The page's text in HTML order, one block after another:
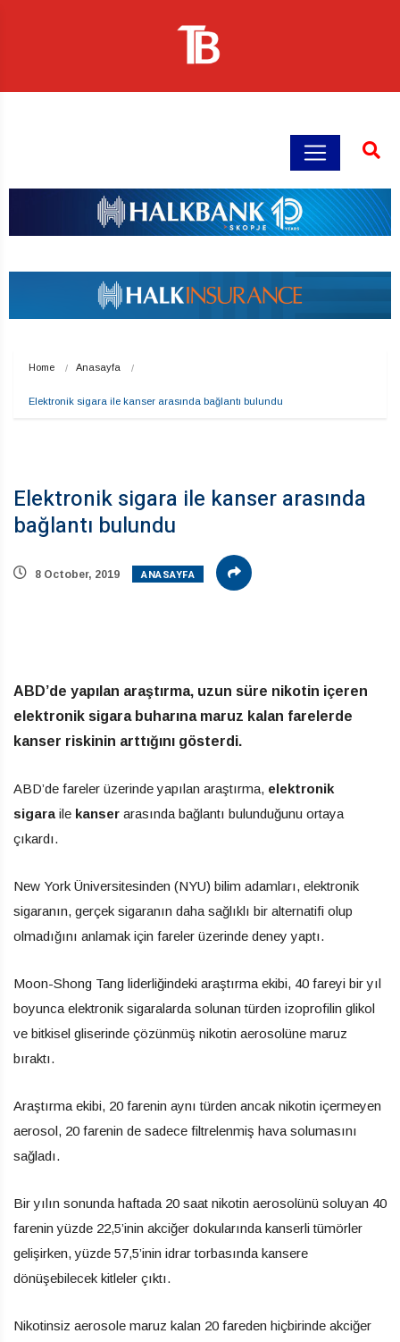
Home Anasayfa
Elektronik sigara ile kanser arasında bağlantı bulundu
Elektronik sigara ile kanser arasında
bağlantı bulundu
8 October, 2019 ANASAYFA
ABD’de yapılan araştırma, uzun süre nikotin içeren
elektronik sigara buharına maruz kalan farelerde
kanser riskinin arttığını gösterdi.
ABD’de fareler üzerinde yapılan araştırma, elektronik
sigara ile kanser arasında bağlantı bulunduğunu ortaya
çıkardı.
New York Üniversitesinden (NYU) bilim adamları, elektronik
sigaranın, gerçek sigaranın daha sağlıklı bir alternatifi olup
olmadığını anlamak için fareler üzerinde deney yaptı.
Moon-Shong Tang liderliğindeki araştırma ekibi, 40 fareyi bir yıl
boyunca elektronik sigaralarda solunan türden izoprofilin glikol
ve bitkisel gliserinde çözünmüş nikotin aerosolüne maruz
bıraktı.
Araştırma ekibi, 20 farenin aynı türden ancak nikotin içermeyen
aerosol, 20 farenin de sadece filtrelenmiş hava solumasını
sağladı.
Bir yılın sonunda haftada 20 saat nikotin aerosolünü soluyan 40
farenin yüzde 22,5’inin akciğer dokularında kanserli tümörler
gelişirken, yüzde 57,5’inin idrar torbasında kansere
dönüşebilecek kitleler çıktı.
Nikotinsiz aerosole maruz kalan 20 fareden hiçbirinde akciğer